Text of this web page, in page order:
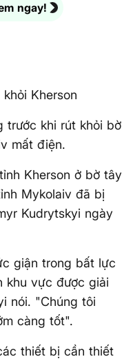
ngay!
Kherson
trước khi rút khỏi bờ
mất điện.
Kherson ở bờ tây
Mykolaiv đã bị
Kudrytskyi ngày
giận trong bất lực
khu vực được giải
nói. "Chúng tôi
càng tốt".
thiết bị cần thiết